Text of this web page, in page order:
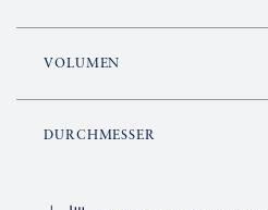
VOLUMEN
DURCHMESSER